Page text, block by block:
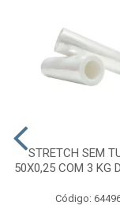
STRETCH SEM
50X0,25 COM 3 KG
Código: